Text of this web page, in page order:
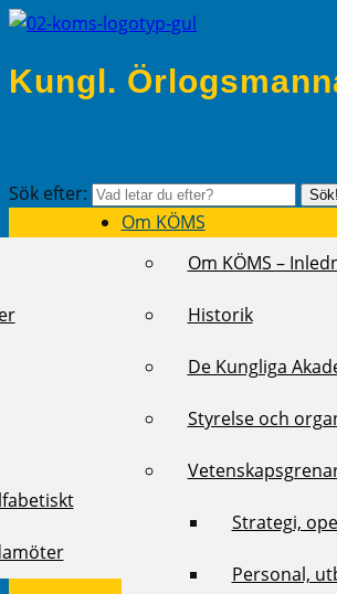
Kungl.
Sök efter: Sök!
Om KÖMS
Om KÖMS –
Historik
De Kungliga
Styrelse och
Strategi,
Personal,